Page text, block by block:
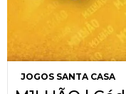
JOGOS SANTA CASA